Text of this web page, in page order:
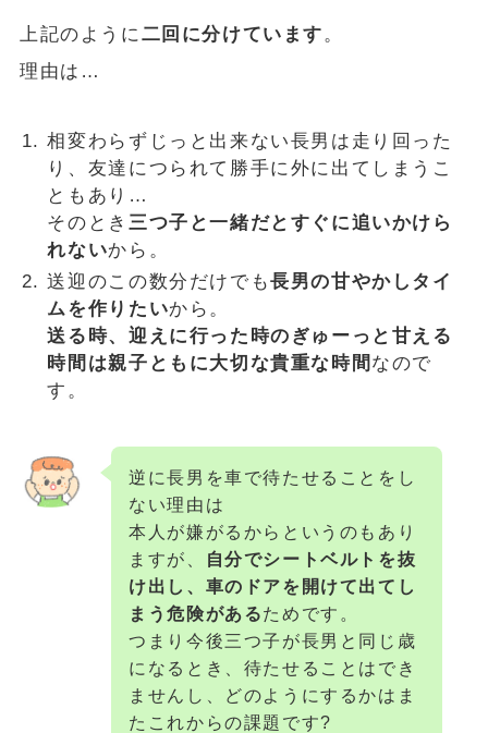
上記のように二回に分けています。
理由は…
相変わらずじっと出来ない長男は走り回った
り、友達につられて勝手に外に出てしまうこ
ともあり…
そのとき 三つ子と一緒だとすぐに追いかけら
れないから。
送迎のこの数分だけでも長男の甘やかしタイ
ムを作りたいから。
送る時、迎えに行った時のぎゅーっと甘える
時間は親子ともに大切な貴重な時間 なので
す。
逆に長男を車で待たせることをし
ない理由は
本人が嫌がるからというのもあり
ますが、
自分でシートベルトを抜
け出し、車のドアを開けて出てし
まう危険があるためです。
つまり今後三つ子が長男と同じ歳
になるとき、待たせることはでき
ませんし、どのようにするかはま
たこれからの課題です?